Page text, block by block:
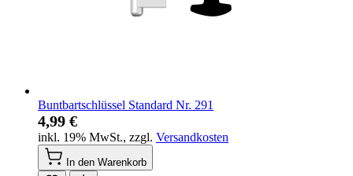
Buntbartschlüssel Standard Nr. 291
4,99 €
inkl. 19% MwSt., zzgl. Versandkosten
In den Warenkorb